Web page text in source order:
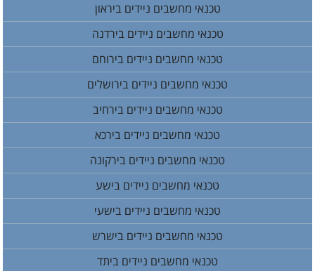
טכנאי מחשבים ניידים ביראון
טכנאי מחשבים ניידים בירדנה
טכנאי מחשבים ניידים בירוחם
טכנאי מחשבים ניידים בירושלים
טכנאי מחשבים ניידים בירחיב
טכנאי מחשבים ניידים בירכא
טכנאי מחשבים ניידים בירקונה
טכנאי מחשבים ניידים בישע
טכנאי מחשבים ניידים בישעי
טכנאי מחשבים ניידים בישרש
טכנאי מחשבים ניידים ביתד